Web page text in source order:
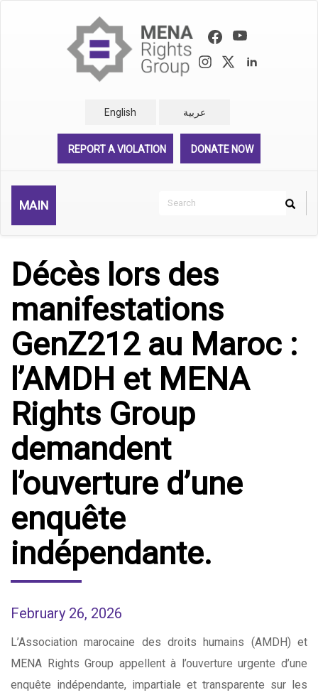
English عربية
REPORT A VIOLATION DONATE NOW
MAIN
Search
Search
Décès lors des
manifestations
GenZ212 au Maroc :
l’AMDH et MENA
Rights Group
demandent
l’ouverture d’une
enquête
indépendante.
February 26, 2026
L’Association marocaine des droits humains (AMDH) et
MENA Rights Group appellent à l’ouverture urgente d’une
enquête indépendante, impartiale et transparente sur les